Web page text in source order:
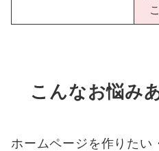
こんなお悩み
ホームページを作りたい